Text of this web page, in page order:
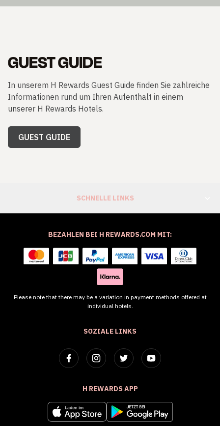
GUEST GUIDE
In unserem H Rewards Guest Guide finden Sie zahlreiche
Informationen rund um Ihren Aufenthalt in einem
unserer H Rewards Hotels.
GUEST GUIDE
SCHNELLE LINKS
SOZIALE LINKS
H REWARDS APP
BEZAHLEN BEI H REWARDS.COM MIT:
Please note that there may be a variation in payment methods offered at
individual hotels.